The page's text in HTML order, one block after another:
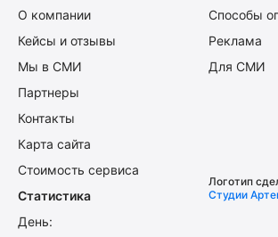
О компании
Кейсы и отзывы
Мы в СМИ
Партнеры
Контакты
Карта сайта
Стоимость сервиса
Способы
Реклама
Для СМИ
Статистика
День:
Логотип
Студии